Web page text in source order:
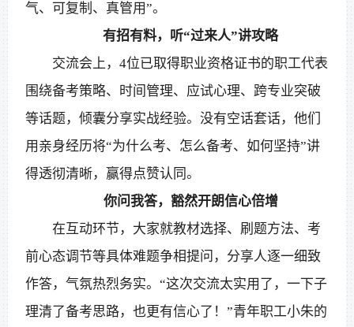
气、可复制、真管用”。
有招有料，听“过来人”讲攻略
交流会上，4位已取得职业资格证书的职工代表
围绕备考策略、时间管理、应试心理、跨专业突破
等话题，倾囊分享实战经验。没有空话套话，他们
用亲身经历将“为什么考、怎么备考、如何坚持”讲
得透彻清晰，赢得点赞认同。
你问我答，豁然开朗信心倍增
在互动环节，大家就教材选择、刷题方法、考
前心态调节等具体难题争相提问，分享人逐一细致
作答，气氛热烈务实。“这次交流太实用了，一下子
理清了备考思路，也更有信心了！”青年职工小朱的